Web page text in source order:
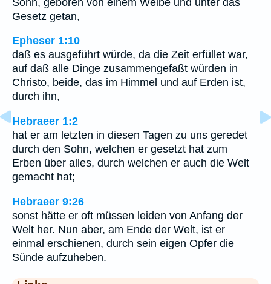
Gesetz getan,
Epheser 1:10
daß es ausgeführt würde, da die Zeit erfüllet war,
auf daß alle Dinge zusammengefaßt würden in
Christo, beide, das im Himmel und auf Erden ist,
durch ihn,
Hebraeer 1:2
hat er am letzten in diesen Tagen zu uns geredet
durch den Sohn, welchen er gesetzt hat zum
Erben über alles, durch welchen er auch die Welt
gemacht hat;
Hebraeer 9:26
sonst hätte er oft müssen leiden von Anfang der
Welt her. Nun aber, am Ende der Welt, ist er
einmal erschienen, durch sein eigen Opfer die
Sünde aufzuheben.